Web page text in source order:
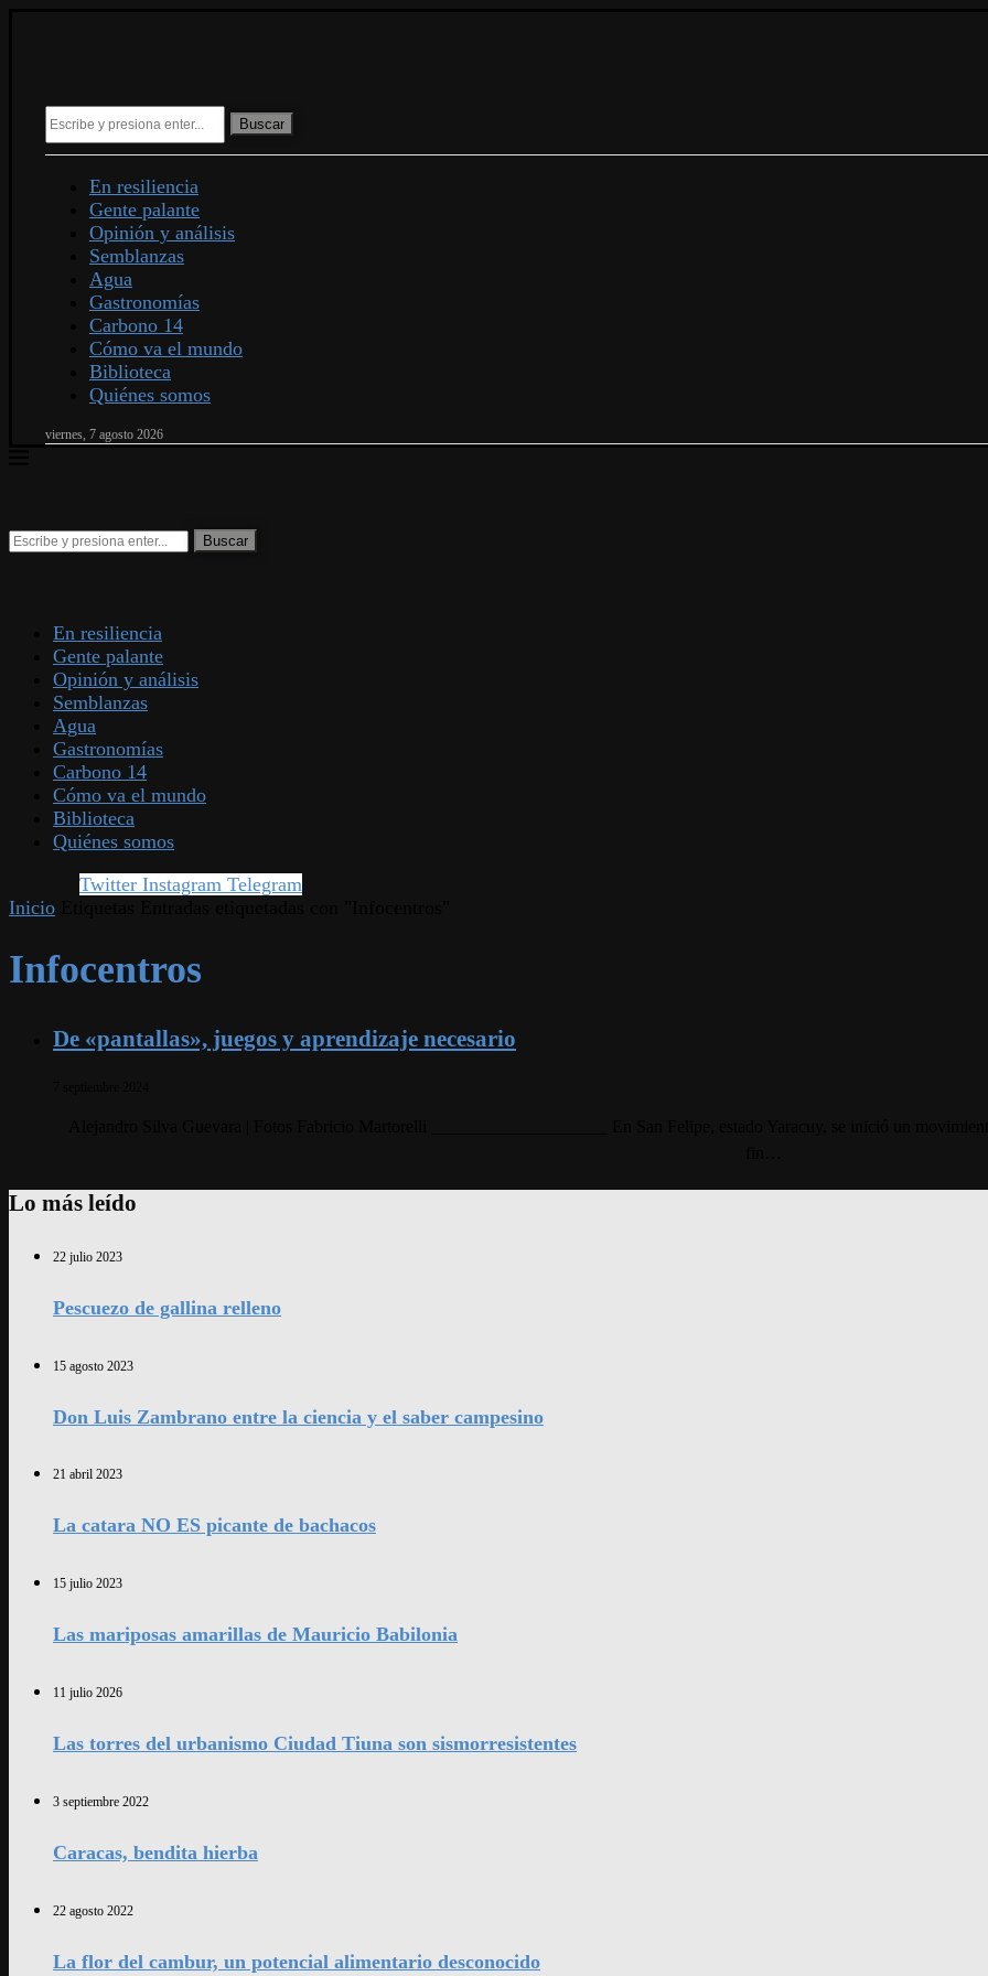
Buscar
En resiliencia
Gente palante
Opinión y análisis
Semblanzas
Agua
Gastronomías
Carbono 14
Cómo va el mundo
Biblioteca
Quiénes somos
viernes, 7 agosto 2026
En resiliencia
Gente palante
Opinión y análisis
Semblanzas
Agua
Gastronomías
Carbono 14
Cómo va el mundo
Biblioteca
Quiénes somos
Twitter Instagram Telegram
Inicio
Infocentros
De «pantallas», juegos y aprendizaje necesario
Lo más leído
22 julio 2023
Pescuezo de gallina relleno
15 agosto 2023
Don Luis Zambrano entre la ciencia y el saber campesino
21 abril 2023
La catara NO ES picante de bachacos
15 julio 2023
Las mariposas amarillas de Mauricio Babilonia
11 julio 2026
Las torres del urbanismo Ciudad Tiuna son sismorresistentes
3 septiembre 2022
Caracas, bendita hierba
22 agosto 2022
La flor del cambur, un potencial alimentario desconocido